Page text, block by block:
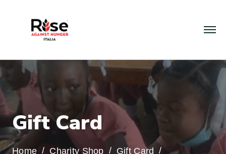
Gift Card
Home Charity Shop
Gift Card